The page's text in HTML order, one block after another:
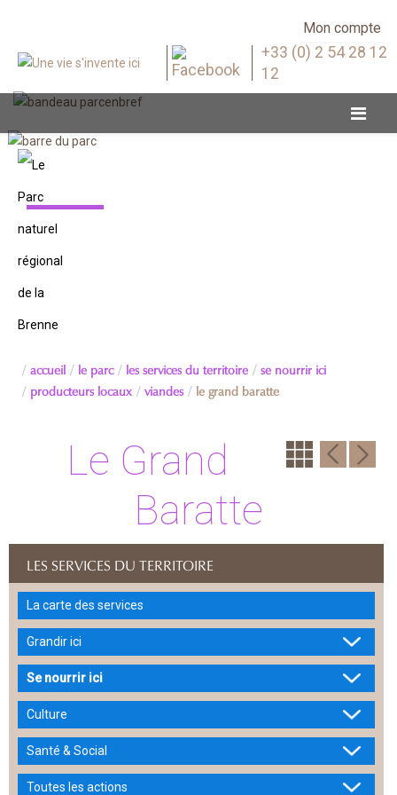
Mon compte
+33 (0) 2 54 28 12
12
accueil le parc les services du territoire se nourrir ici
producteurs locaux viandes le grand baratte
Le Grand
Baratte
LES SERVICES DU TERRITOIRE
La carte des services
Grandir ici
Se nourrir ici
Culture
Santé & Social
Toutes les actions